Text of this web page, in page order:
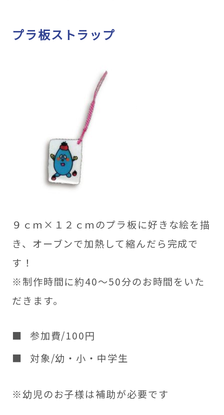
プラ板ストラップ
９ｃｍ×１２ｃｍのプラ板に好きな絵を描
き、オーブンで加熱して縮んだら完成で
す！
※制作時間に約40～50分のお時間をいた
だきます。
参加費/100円
対象/幼・小・中学生
※幼児のお子様は補助が必要です